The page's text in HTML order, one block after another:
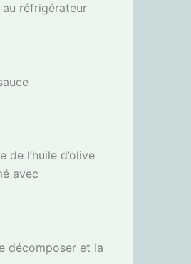
réfrigérateur
l’huile d’olive
avec
décomposer et la